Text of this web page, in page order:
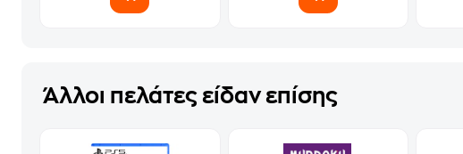
Άλλοι πελάτες είδαν επίσης